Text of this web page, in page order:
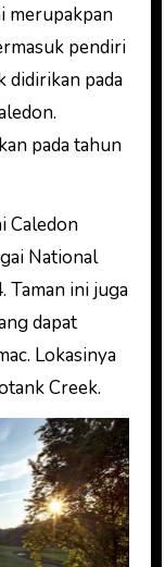
merupakpan
pendiri
didirikan pada
pada tahun
Caledon
National
Taman ini juga
dapat
Lokasinya
Creek.